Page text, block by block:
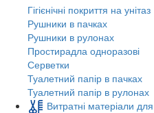
Гігієнічні покриття на унітаз
Рушники в пачках
Рушники в рулонах
Простирадла одноразові
Серветки
Туалетний папір в пачках
Туалетний папір в рулонах
Витратні матеріали для